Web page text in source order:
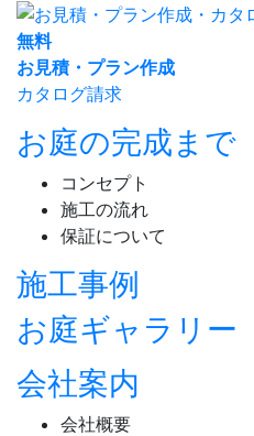
無料
お見積・プラン作成
カタログ請求
お庭の完成まで
コンセプト
施工の流れ
保証について
施工事例
お庭ギャラリー
会社案内
会社概要